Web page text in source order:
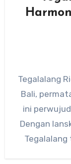
Tegalalang
Bali,
ini
Dengan